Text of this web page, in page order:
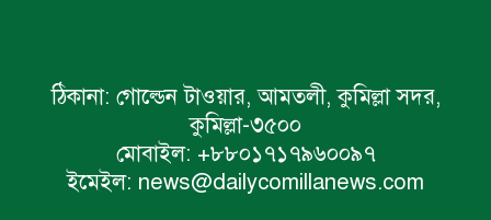
ঠিকানা: গোল্ডেন টাওয়ার, আমতলী, কুমিল্লা সদর,
কুমিল্লা-৩৫০০
মোবাইল: +৮৮০১৭১৭৯৬০০৯৭
ইমেইল: news@dailycomillanews.com